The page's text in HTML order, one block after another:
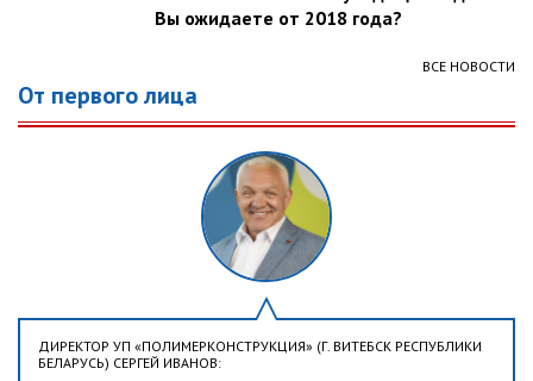
Вы ожидаете от 2018 года?
ВСЕ НОВОСТИ
От первого лица
ДИРЕКТОР УП «ПОЛИМЕРКОНСТРУКЦИЯ» (Г. ВИТЕБСК РЕСПУБЛИКИ
БЕЛАРУСЬ) СЕРГЕЙ ИВАНОВ: